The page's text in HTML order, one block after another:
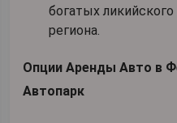
богатых
региона.
Опции Аренды Авто в
Автопарк